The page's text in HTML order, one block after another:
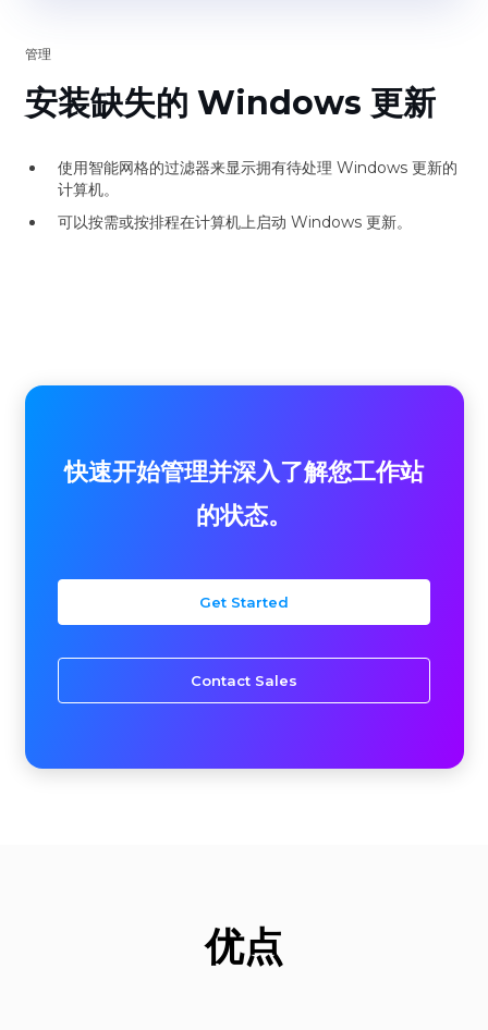
管理
安装缺失的 Windows 更新
使用智能网格的过滤器来显示拥有待处理 Windows 更新的
计算机。
可以按需或按排程在计算机上启动 Windows 更新。
快速开始管理并深入了解您工作站
的状态。
Get Started
Contact Sales
优点